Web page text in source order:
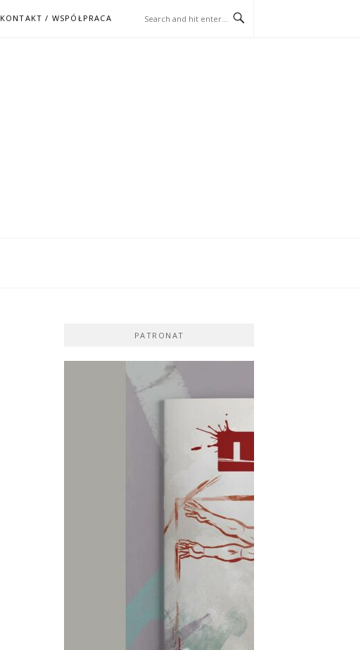
KONTAKT / WSPÓŁPRACA
PATRONAT